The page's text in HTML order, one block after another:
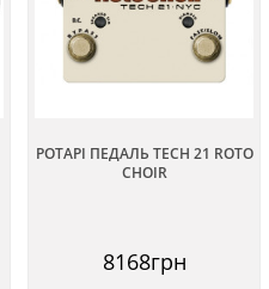
РОТАРІ ПЕДАЛЬ TECH 21 ROTO
CHOIR
8168грн